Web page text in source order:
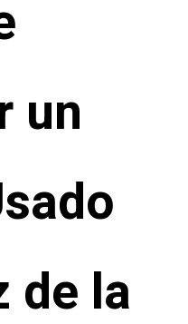
un
de la